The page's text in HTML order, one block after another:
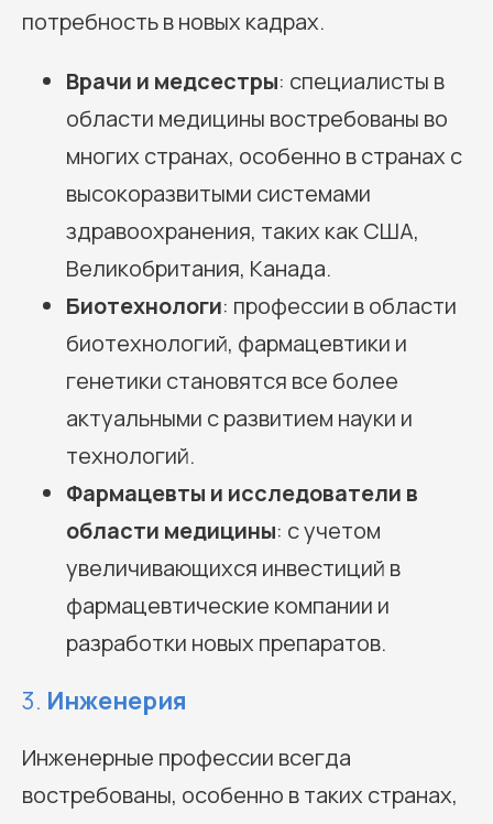
потребность в новых кадрах.
Врачи и медсестры: специалисты в
области медицины востребованы во
многих странах, особенно в странах с
высокоразвитыми системами
здравоохранения, таких как США,
Великобритания, Канада.
Биотехнологи: профессии в области
биотехнологий, фармацевтики и
генетики становятся все более
актуальными с развитием науки и
технологий.
Фармацевты и исследователи в
области медицины: с учетом
увеличивающихся инвестиций в
фармацевтические компании и
разработки новых препаратов.
3. Инженерия
Инженерные профессии всегда
востребованы, особенно в таких странах,